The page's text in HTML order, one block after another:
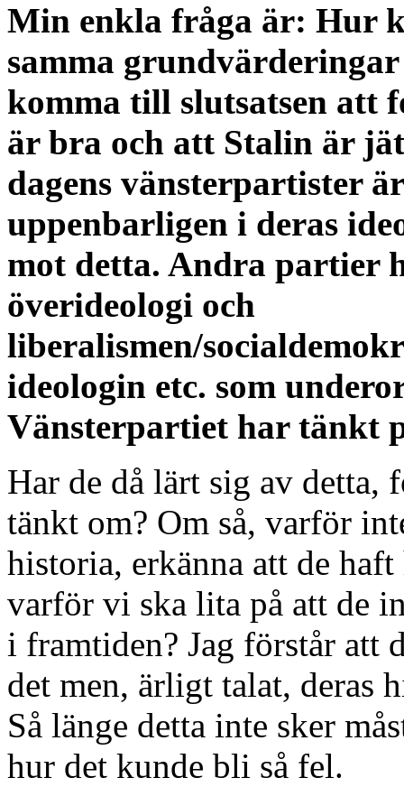
Min enkla fråga är: Hur
samma grundvärderingar
komma till slutsatsen att
är bra och att Stalin är
dagens vänsterpartister
uppenbarligen i deras
mot detta. Andra partier
överideologi och
liberalismen/
ideologin etc. som
Vänsterpartiet har tänkt
Har de då lärt sig av detta,
tänkt om? Om så, varför
historia, erkänna att de
varför vi ska lita på att de
i framtiden? Jag förstår att
det men, ärligt talat, deras
Så länge detta inte sker
hur det kunde bli så fel.